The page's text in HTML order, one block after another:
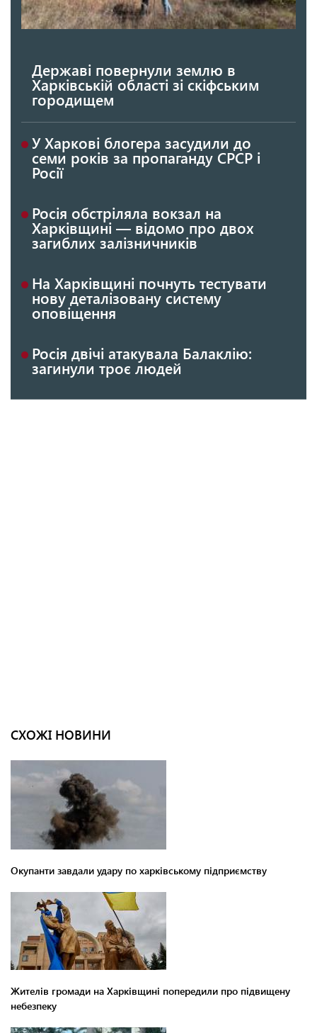
Державі повернули землю в
Харківській області зі скіфським
городищем
У Харкові блогера засудили до
семи років за пропаганду СРСР і
Росії
Росія обстріляла вокзал на
Харківщині — відомо про двох
загиблих залізничників
На Харківщині почнуть тестувати
нову деталізовану систему
оповіщення
Росія двічі атакувала Балаклію:
загинули троє людей
СХОЖІ НОВИНИ
Окупанти завдали удару по харківському підприємству
Жителів громади на Харківщині попередили про підвищену
небезпеку